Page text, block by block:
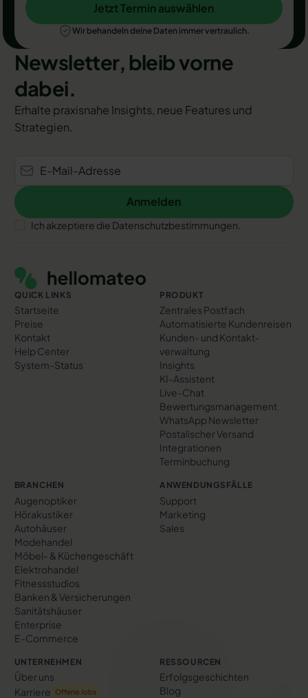
Jetzt Termin auswählen
Jetzt Termin auswählen
Wir behandeln deine Daten immer vertraulich.
Newsletter, bleib vorne
dabei.
Erhalte praxisnahe Insights, neue Features und
Strategien.
Anmelden
Anmelden
Ich akzeptiere die Datenschutzbestimmungen.
QUICK LINKS
Startseite
Preise
Kontakt
Help Center
System-Status
PRODUKT
Zentrales Postfach
Automatisierte Kundenreisen
Kunden- und Kontakt­
verwaltung
Insights
KI-Assistent
Live-Chat
Bewertungs­management
WhatsApp Newsletter
Postalischer Versand
Integrationen
Terminbuchung
BRANCHEN
Augenoptiker
Hörakustiker
Autohäuser
Modehandel
Möbel- & Küchengeschäft
Elektrohandel
Fitnessstudios
Banken & Versicherungen
Sanitätshäuser
Enterprise
E-Commerce
ANWENDUNGSFÄLLE
Support
Marketing
Sales
UNTERNEHMEN
Über uns
Karriere
Offene Jobs
RESSOURCEN
Erfolgs­geschichten
Blog